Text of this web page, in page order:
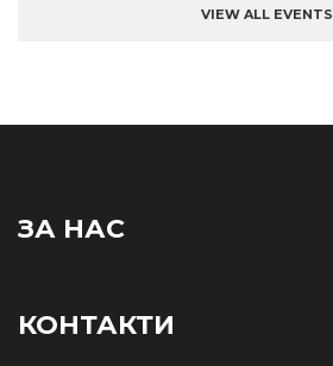
VIEW ALL EVENTS
ЗА НАС
КОНТАКТИ